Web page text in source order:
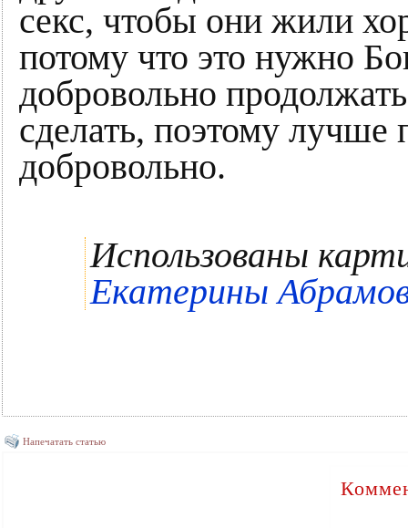
секс, чтобы они жили
потому что это нужно
добровольно
сделать, поэтому лучше
добровольно.
Использованы
Екатерины
Напечатать статью